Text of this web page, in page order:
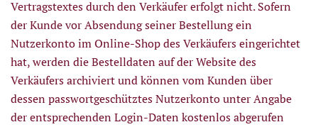
Vertragstextes durch den Verkäufer erfolgt nicht. Sofern
der Kunde vor Absendung seiner Bestellung ein
Nutzerkonto im Online-Shop des Verkäufers eingerichtet
hat, werden die Bestelldaten auf der Website des
Verkäufers archiviert und können vom Kunden über
dessen passwortgeschütztes Nutzerkonto unter Angabe
der entsprechenden Login-Daten kostenlos abgerufen